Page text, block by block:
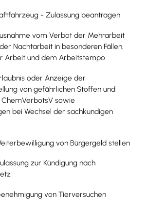
- Zulassung beantragen
vom Verbot der Mehrarbeit
Nachtarbeit in besonderen Fällen,
Arbeit und dem Arbeitstempo
oder Anzeige der
von gefährlichen Stoffen und
sowie
bei Wechsel der sachkundigen
von Bürgergeld stellen
zur Kündigung nach
von Tierversuchen